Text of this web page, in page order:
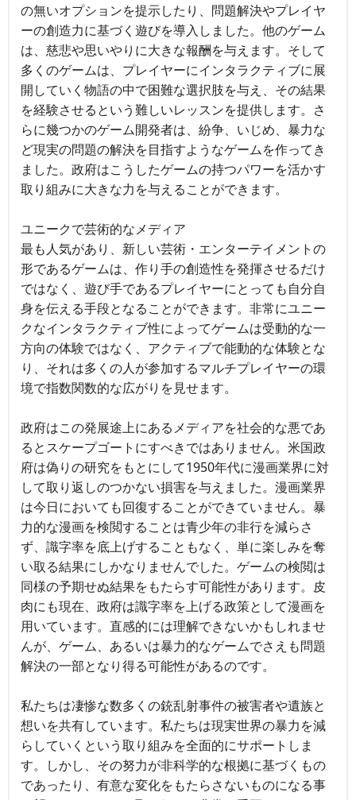
の無いオプションを提示したり、問題解決やプレイヤ
ーの創造力に基づく遊びを導入しました。他のゲーム
は、慈悲や思いやりに大きな報酬を与えます。そして
多くのゲームは、プレイヤーにインタラクティブに展
開していく物語の中で困難な選択肢を与え、その結果
を経験させるという難しいレッスンを提供します。さ
らに幾つかのゲーム開発者は、紛争、いじめ、暴力な
ど現実の問題の解決を目指すようなゲームを作ってき
ました。政府はこうしたゲームの持つパワーを活かす
取り組みに大きな力を与えることができます。
ユニークで芸術的なメディア
最も人気があり、新しい芸術・エンターテイメントの
形であるゲームは、作り手の創造性を発揮させるだけ
ではなく、遊び手であるプレイヤーにとっても自分自
身を伝える手段となることができます。非常にユニー
クなインタラクティブ性によってゲームは受動的な一
方向の体験ではなく、アクティブで能動的な体験とな
り、それは多くの人が参加するマルチプレイヤーの環
境で指数関数的な広がりを見せます。
政府はこの発展途上にあるメディアを社会的な悪であ
るとスケープゴートにすべきではありません。米国政
府は偽りの研究をもとにして1950年代に漫画業界に対
して取り返しのつかない損害を与えました。漫画業界
は今日においても回復することができていません。暴
力的な漫画を検閲することは青少年の非行を減らさ
ず、識字率を底上げすることもなく、単に楽しみを奪
い取る結果にしかなりませんでした。ゲームの検閲は
同様の予期せぬ結果をもたらす可能性があります。皮
肉にも現在、政府は識字率を上げる政策として漫画を
用いています。直感的には理解できないかもしれませ
んが、ゲーム、あるいは暴力的なゲームでさえも問題
解決の一部となり得る可能性があるのです。
私たちは凄惨な数多くの銃乱射事件の被害者や遺族と
想いを共有しています。私たちは現実世界の暴力を減
らしていくという取り組みを全面的にサポートしま
す。しかし、その努力が非科学的な根拠に基づくもの
であったり、有意な変化をもたらさないものになる事